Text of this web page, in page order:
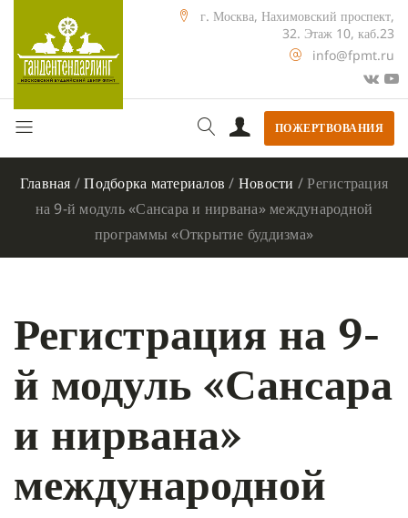
г. Москва, Нахимовский проспект,
32. Этаж 10, каб.23
info@fpmt.ru
ПОЖЕРТВОВАНИЯ
Главная /Подборка материалов / Новости /Регистрация
на 9-й модуль «Сансара и нирвана» международной
программы «Открытие буддизма»
Регистрация на 9-
й модуль «Сансара
и нирвана»
международной